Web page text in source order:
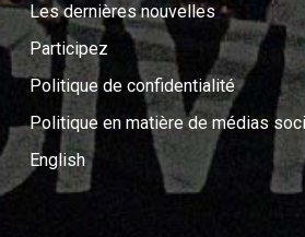
Les dernières nouvelles
Participez
Politique de confidentialité
Politique en matière de médias
English